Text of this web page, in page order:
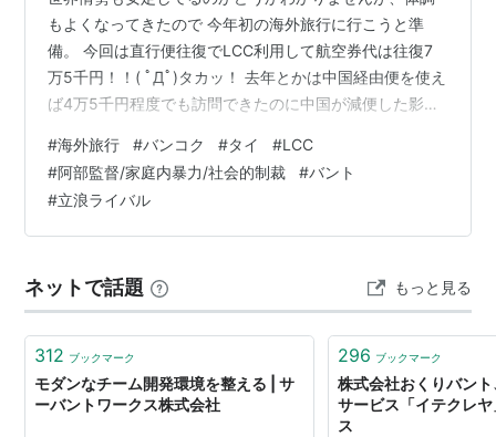
ト。セーフティバントを狙うバントであり、一塁線
に転がすのが一般的。
プッシュバント…バントシフト *2を敷いてくる野手の
陣形を乱して、あわよくば打者走者もいきようとす
るバント。普通のバントは打球を殺すのが普通だ
が、プッシュバントは打球をある程度飛ばす為にイ
ンパクトのときバットを押し出す感じでミートす
る。特に投手・一塁手・二塁手の間に転がすバント
バスターバント…バスターとも。バントの構えをした
りして、野手を前進させて、突如ヒッティングの構
えに切り替えて打つことをさす。奇襲作戦で使われ
ることが多い。特性上当てることができれば、ヒッ
トになる確率は高いが、打球が弱いため、野手の正
もよくなってきたので 今年初の海外旅行に行こうと準
備。 今回は直行便往復でLCC利用して航空券代は往復7
万5千円！！( ﾟДﾟ)タカッ！ 去年とかは中国経由便を使え
ば4万5千円程度でも訪問できたのに中国が減便した影響
こもっているのも飽きてきたのでちょうどいいか。 また
おいしいカオマンガイやら食べよう。(^^♪ これでタイ訪
問は何回目だろう？ 8回目くらい？慣れてきたころが危
険というから注意はしよう。 なんでも最近はタイは犯罪
なんかがインドネシ…
#海外旅行 #バンコク #タイ #LCC
#阿部監督/家庭内暴力/社会的制裁 #バント
#立浪ライバル
ネットで話題 もっと見る
312 ブックマーク
モダンなチーム開発環境を整える | サ
ーバントワークス株式会社
296 ブックマーク
株式会社おくりバン
サービス「イテクレ
ス